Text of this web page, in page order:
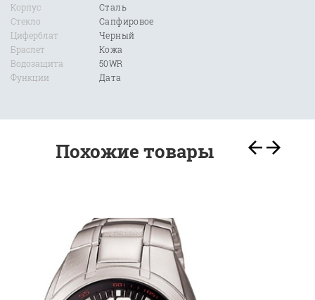
Корпус
Стекло
Циферблат
Браслет
Водозащита
Функции
Сталь
Сапфировое
Черный
Кожа
50WR
Дата
Похожие товары